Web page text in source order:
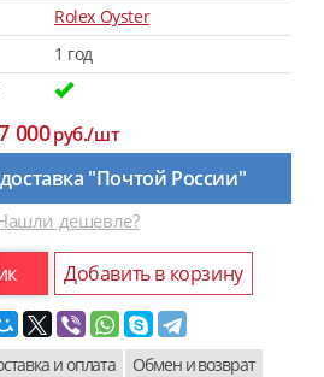
Rolex Oyster
1 год
000руб./шт
"Почтой России"
дешевле?
Добавить в корзину
и оплата Обмен и возврат